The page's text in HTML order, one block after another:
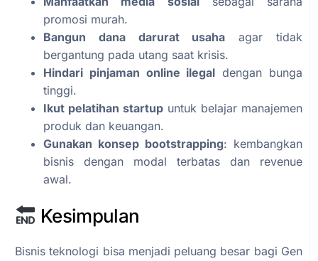
promosi murah.
Bangun dana darurat usaha agar tidak
bergantung pada utang saat krisis.
Hindari pinjaman online ilegal dengan bunga
tinggi.
Ikut pelatihan startup untuk belajar manajemen
produk dan keuangan.
Gunakan konsep bootstrapping: kembangkan
bisnis dengan modal terbatas dan revenue
awal.
Kesimpulan
Bisnis teknologi bisa menjadi peluang besar bagi Gen